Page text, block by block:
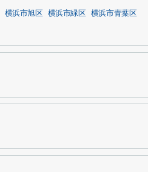
横浜市旭区 横浜市緑区
横浜市青葉区